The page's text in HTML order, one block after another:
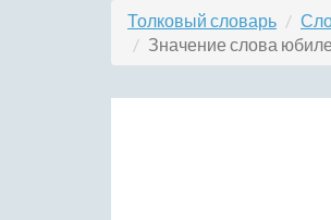
Толковый словарь
Значение слова